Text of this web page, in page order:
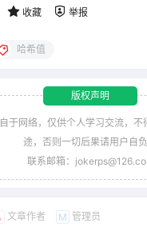
收藏 举报
哈希值
版权声明
于网络，仅供个人学习交流，不
途，否则一切后果请用户自负
联系邮箱：
文章作者 M 管理员